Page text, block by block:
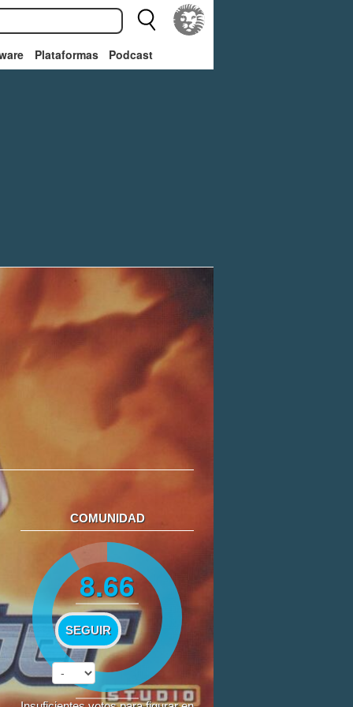
Plataformas Podcast
COMUNIDAD
8.66
SEGUIR